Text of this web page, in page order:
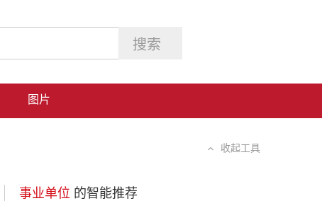
图片
收起工具
事业单位 的智能推荐